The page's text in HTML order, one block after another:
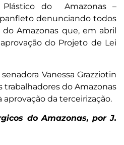
Plástico do Amazonas –
denunciando todos
Amazonas que, em abril
do Projeto de Lei
Vanessa Grazziotin
trabalhadores do Amazonas
da terceirização.
do Amazonas, por J.